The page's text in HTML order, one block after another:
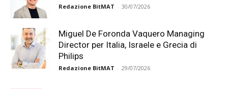
Redazione BitMAT - 30/07/2026
Miguel De Foronda Vaquero Managing
Director per Italia, Israele e Grecia di
Philips
Redazione BitMAT - 29/07/2026